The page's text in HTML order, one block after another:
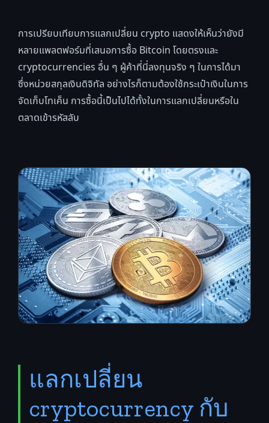
การเปรียบเทียบการแลกเปลี่ยน crypto แสดงให้เห็นว่ายังมี
หลายแพลตฟอร์มที่เสนอการซื้อ Bitcoin โดยตรงและ
cryptocurrencies อื่น ๆ ผู้ค้าที่นี่ลงทุนจริง ๆ ในการได้มา
ซึ่งหน่วยสกุลเงินดิจิทัล อย่างไรก็ตามต้องใช้กระเป๋าเงินในการ
จัดเก็บโทเค็น การซื้อนี้เป็นไปได้ทั้งในการแลกเปลี่ยนหรือใน
ตลาดเข้ารหัสลับ
แลกเปลี่ยน
cryptocurrency กับ